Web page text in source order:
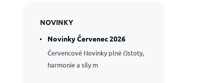
NOVINKY
Novinky Červenec 2026
Červencové Novinky plné čistoty,
harmonie a síly m